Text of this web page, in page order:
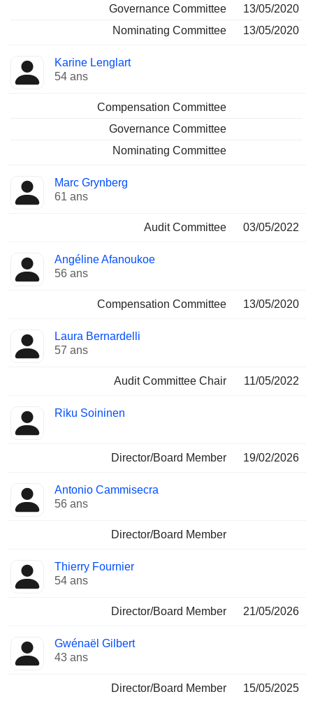
Governance Committee
13/05/2020
Nominating Committee
13/05/2020
Karine Lenglart
54 ans
Compensation Committee
Governance Committee
Nominating Committee
Marc Grynberg
61 ans
Audit Committee 03/05/2022
Angéline Afanoukoe
56 ans
Compensation Committee 13/05/2020
Laura Bernardelli
57 ans
Audit Committee Chair 11/05/2022
Riku Soininen
Director/Board Member 19/02/2026
Antonio Cammisecra
56 ans
Director/Board Member
Thierry Fournier
54 ans
Director/Board Member 21/05/2026
Gwénaël Gilbert
43 ans
Director/Board Member 15/05/2025